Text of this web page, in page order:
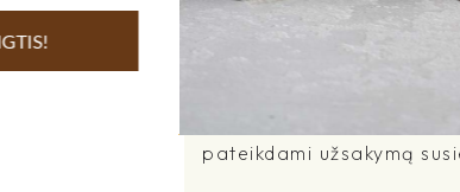
+37069998012 arba
Prekių pristatymui į
pateikdami užsakymą